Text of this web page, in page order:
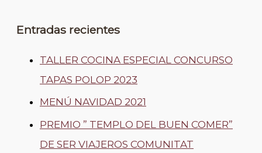
Entradas recientes
TALLER COCINA ESPECIAL CONCURSO
TAPAS POLOP 2023
MENÚ NAVIDAD 2021
PREMIO ” TEMPLO DEL BUEN COMER”
DE SER VIAJEROS COMUNITAT